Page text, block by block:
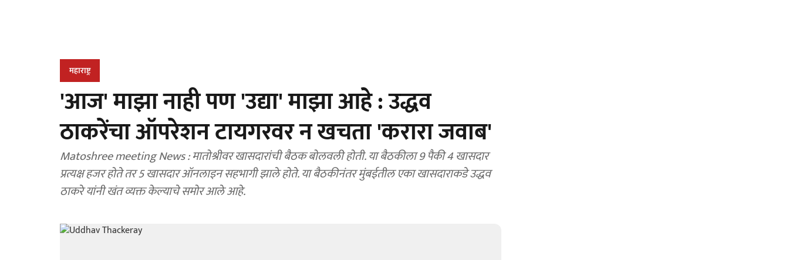
महाराष्ट्र
'आज' माझा नाही पण 'उद्या' माझा आहे : उद्धव
ठाकरेंचा ऑपरेशन टायगरवर न खचता 'करारा जवाब'
Matoshree meeting News : मातोश्रीवर खासदारांची बैठक बोलवली होती. या बैठकीला 9 पैकी 4 खासदार
प्रत्यक्ष हजर होते तर 5 खासदार ऑनलाइन सहभागी झाले होते. या बैठकीनंतर मुंबईतील एका खासदाराकडे उद्धव
ठाकरे यांनी खंत व्यक्त केल्याचे समोर आले आहे.